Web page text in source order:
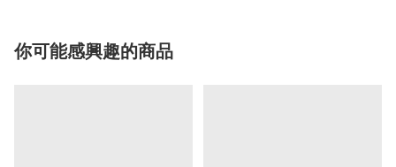
你可能感興趣的商品